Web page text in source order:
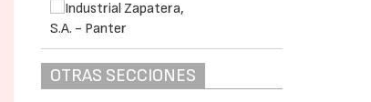
OTRAS SECCIONES